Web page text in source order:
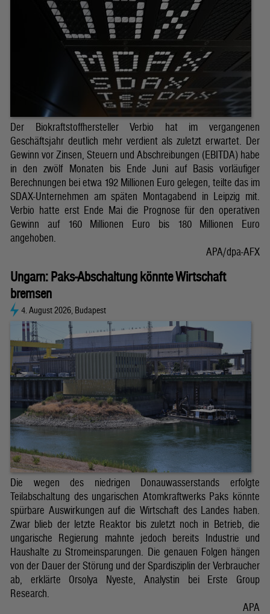
Der Biokraftstoffhersteller Verbio hat im vergangenen
Geschäftsjahr deutlich mehr verdient als zuletzt erwartet. Der
Gewinn vor Zinsen, Steuern und Abschreibungen (EBITDA) habe
in den zwölf Monaten bis Ende Juni auf Basis vorläufiger
Berechnungen bei etwa 192 Millionen Euro gelegen, teilte das im
SDAX-Unternehmen am späten Montagabend in Leipzig mit.
Verbio hatte erst Ende Mai die Prognose für den operativen
Gewinn auf 160 Millionen Euro bis 180 Millionen Euro
angehoben.
APA/dpa-AFX
Ungarn: Paks-Abschaltung könnte Wirtschaft
bremsen
4. August 2026, Budapest
Die wegen des niedrigen Donauwasserstands erfolgte
Teilabschaltung des ungarischen Atomkraftwerks Paks könnte
spürbare Auswirkungen auf die Wirtschaft des Landes haben.
Zwar blieb der letzte Reaktor bis zuletzt noch in Betrieb, die
ungarische Regierung mahnte jedoch bereits Industrie und
Haushalte zu Stromeinsparungen. Die genauen Folgen hängen
von der Dauer der Störung und der Spardisziplin der Verbraucher
ab, erklärte Orsolya Nyeste, Analystin bei Erste Group
Research.
APA